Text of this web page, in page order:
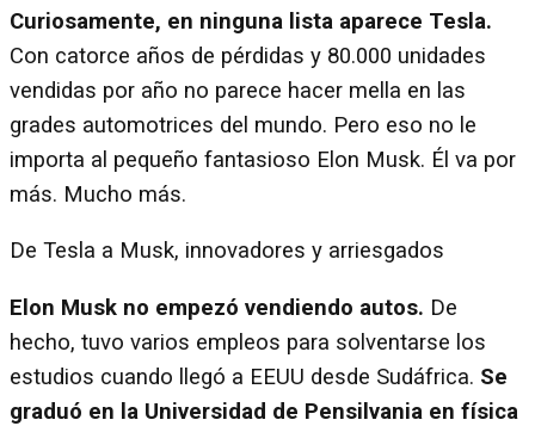
Curiosamente, en ninguna lista aparece Tesla.
Con catorce años de pérdidas y 80.000 unidades
vendidas por año no parece hacer mella en las
grades automotrices del mundo. Pero eso no le
importa al pequeño fantasioso Elon Musk. Él va por
más. Mucho más.
De Tesla a Musk, innovadores y arriesgados
Elon Musk no empezó vendiendo autos. De
hecho, tuvo varios empleos para solventarse los
estudios cuando llegó a EEUU desde Sudáfrica. Se
graduó en la Universidad de Pensilvania en física